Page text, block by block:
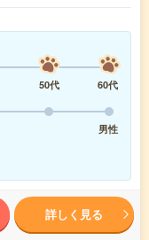
50代
60代
男性
詳しく見る